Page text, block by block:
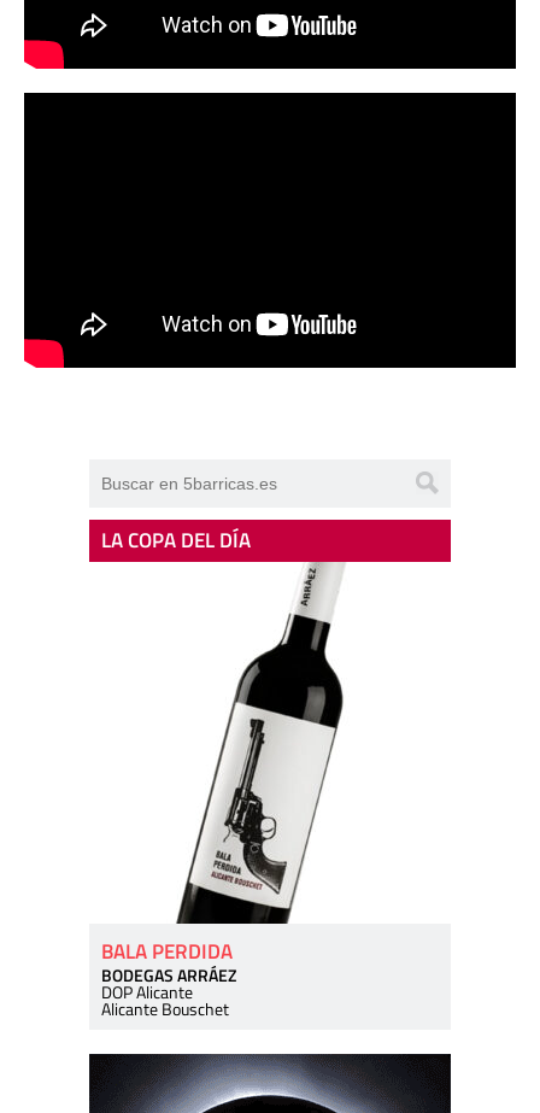
LA COPA DEL DÍA
BALA PERDIDA
BODEGAS ARRÁEZ
DOP Alicante
Alicante Bouschet